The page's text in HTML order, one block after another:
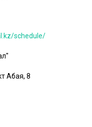
schedule/
Абая, 8